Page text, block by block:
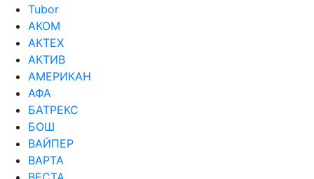
Tubor
АКОМ
АКТЕХ
АКТИВ
АМЕРИКАН
АФА
БАТРЕКС
БОШ
ВАЙПЕР
ВАРТА